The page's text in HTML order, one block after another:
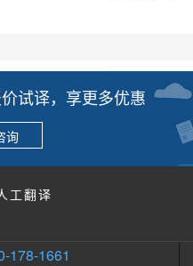
试译，享更多优惠
询
工翻译
178-1661